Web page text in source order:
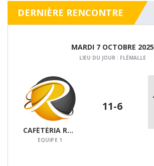
DERNIÈRE RENCONTRE
MARDI 7 OCTOBRE 2025
LIEU DU JOUR : FLÉMALLE
CAFÉTÉRIA RTC FLÉMALLE
EQUIPE 1
11-6